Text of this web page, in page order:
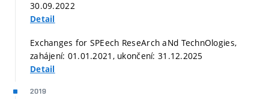
30.09.2022
Detail
Exchanges for SPEech ReseArch aNd TechnOlogies,
zahájení: 01.01.2021, ukončení: 31.12.2025
Detail
2019